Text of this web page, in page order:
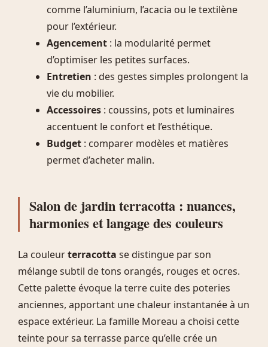
comme l’aluminium, l’acacia ou le textilène
pour l’extérieur.
Agencement : la modularité permet
d’optimiser les petites surfaces.
Entretien : des gestes simples prolongent la
vie du mobilier.
Accessoires : coussins, pots et luminaires
accentuent le confort et l’esthétique.
Budget : comparer modèles et matières
permet d’acheter malin.
Salon de jardin terracotta : nuances,
harmonies et langage des couleurs
La couleurterracotta se distingue par son
mélange subtil de tons orangés, rouges et ocres.
Cette palette évoque la terre cuite des poteries
anciennes, apportant une chaleur instantanée à un
espace extérieur. La famille Moreau a choisi cette
teinte pour sa terrasse parce qu’elle crée un